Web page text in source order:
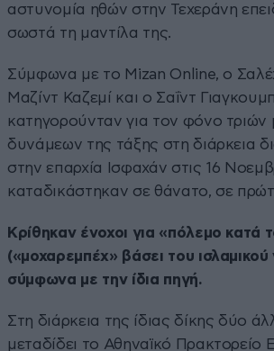
αστυνομία ηθών στην Τεχεράνη
σωστά τη μαντίλα της.
Σύμφωνα με το Mizan Online, o
Μαζίντ Καζεμί και ο Σαΐντ
κατηγορούνταν για τον φόνο
δυνάμεων της τάξης στη διάρκεια
στην επαρχία Ισφαχάν στις 16
καταδικάστηκαν σε θάνατο, σε
Κρίθηκαν ένοχοι για «πόλεμο κατά
(«μοχαρεμπέχ» βάσει του
σύμφωνα με την ίδια πηγή.
Στη διάρκεια της ίδιας δίκης δύο
μεταδίδει το Αθηναϊκό Πρακτορείο